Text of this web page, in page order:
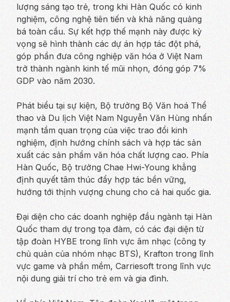
lượng sáng tạo trẻ, trong khi Hàn Quốc có kinh
nghiệm, công nghệ tiên tiến và khả năng quảng
bá toàn cầu. Sự kết hợp thế mạnh này được kỳ
vọng sẽ hình thành các dự án hợp tác đột phá,
góp phần đưa công nghiệp văn hóa ở Việt Nam
trở thành ngành kinh tế mũi nhọn, đóng góp 7%
GDP vào năm 2030.
Phát biểu tại sự kiện, Bộ trưởng Bộ Văn hoá Thể
thao và Du lịch Việt Nam Nguyễn Văn Hùng nhấn
mạnh tầm quan trọng của việc trao đổi kinh
nghiệm, định hướng chính sách và hợp tác sản
xuất các sản phẩm văn hóa chất lượng cao. Phía
Hàn Quốc, Bộ trưởng Chae Hwi-Young khẳng
định quyết tâm thúc đẩy hợp tác bền vững,
hướng tới thịnh vượng chung cho cả hai quốc gia.
Đại diện cho các doanh nghiệp đầu ngành tại Hàn
Quốc tham dự trong tọa đàm, có các đại diện từ
tập đoàn HYBE trong lĩnh vực âm nhạc (công ty
chủ quản của nhóm nhạc BTS), Krafton trong lĩnh
vực game và phần mềm, Carriesoft trong lĩnh vực
nội dung giải trí cho trẻ em và gia đình.